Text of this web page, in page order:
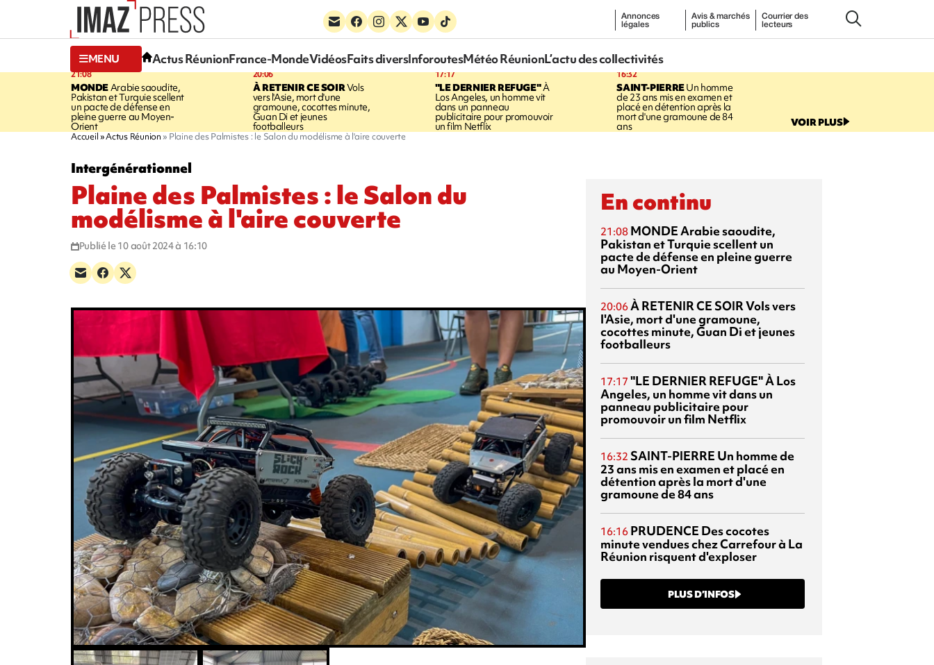
Annonces
légales
Avis & marchés
publics
Courrier des
lecteurs
MENU Actus RéunionFrance-MondeVidéosFaits diversInforoutesMétéo RéunionL’actu des collectivités
21:08
MONDE Arabie saoudite,
Pakistan et Turquie scellent
un pacte de défense en
pleine guerre au Moyen-
Orient
20:06
À RETENIR CE SOIRVols
vers l'Asie, mort d'une
gramoune, cocottes minute,
Guan Di et jeunes
footballeurs
17:17
"LE DERNIER REFUGE"À
Los Angeles, un homme vit
dans un panneau
publicitaire pour promouvoir
un film Netflix
16:32
SAINT-PIERREUn homme
de 23 ans mis en examen et
placé en détention après la
mort d'une gramoune de 84
ans VOIR PLUS
Accueil Actus Réunion Plaine des Palmistes : le Salon du modélisme à l'aire couverte
Intergénérationnel
Plaine des Palmistes : le Salon du
modélisme à l'aire couverte
Publié le 10 août 2024 à 16:10
En continu
21:08 MONDEArabie saoudite,
Pakistan et Turquie scellent un
pacte de défense en pleine guerre
au Moyen-Orient
20:06À RETENIR CE SOIRVols vers
l'Asie, mort d'une gramoune,
cocottes minute, Guan Di et jeunes
footballeurs
17:17 "LE DERNIER REFUGE"À Los
Angeles, un homme vit dans un
panneau publicitaire pour
promouvoir un film Netflix
16:32 SAINT-PIERRE Un homme de
23 ans mis en examen et placé en
détention après la mort d'une
gramoune de 84 ans
16:16 PRUDENCE Des cocotes
minute vendues chez Carrefour à La
Réunion risquent d'exploser
PLUS D’INFOS